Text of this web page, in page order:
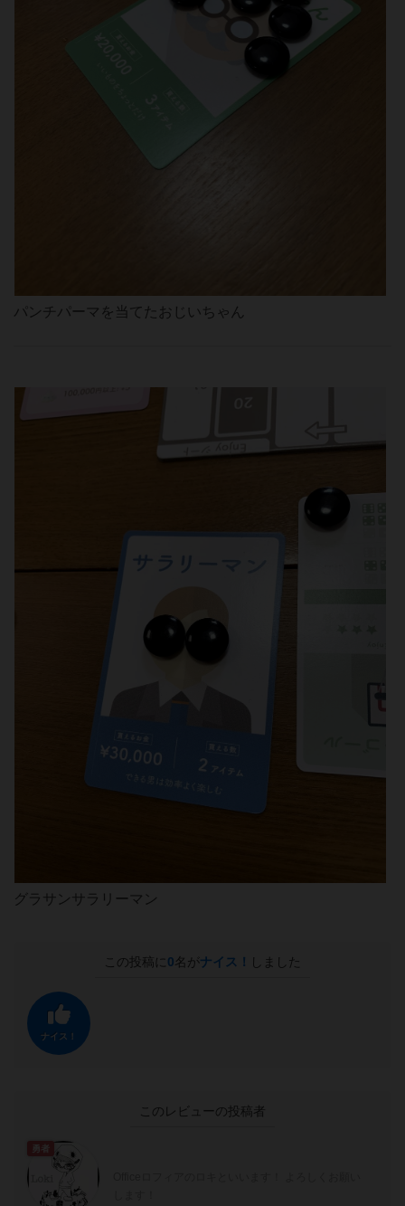
パンチパーマを当てたおじいちゃん
グラサンサラリーマン
この投稿に 0名がナイス！ しました
ナイス！
このレビューの投稿者
勇者